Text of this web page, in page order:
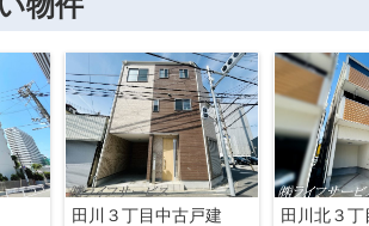
田川３丁目中古戸建
田川北３